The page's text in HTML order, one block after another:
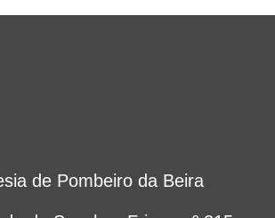
de Pombeiro da Beira